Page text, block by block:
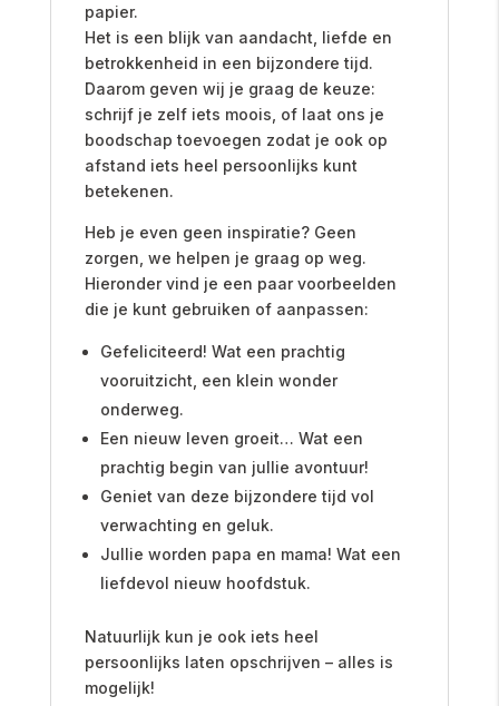
papier.
Het is een blijk van aandacht, liefde en
betrokkenheid in een bijzondere tijd.
Daarom geven wij je graag de keuze:
schrijf je zelf iets moois, of laat ons je
boodschap toevoegen zodat je ook op
afstand iets heel persoonlijks kunt
betekenen.
Heb je even geen inspiratie? Geen
zorgen, we helpen je graag op weg.
Hieronder vind je een paar voorbeelden
die je kunt gebruiken of aanpassen:
Gefeliciteerd! Wat een prachtig
vooruitzicht, een klein wonder
onderweg.
Een nieuw leven groeit… Wat een
prachtig begin van jullie avontuur!
Geniet van deze bijzondere tijd vol
verwachting en geluk.
Jullie worden papa en mama! Wat een
liefdevol nieuw hoofdstuk.
Natuurlijk kun je ook iets heel
persoonlijks laten opschrijven – alles is
mogelijk!